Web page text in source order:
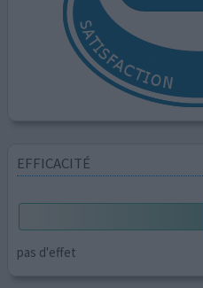
EFFICACITÉ
pas d'effet